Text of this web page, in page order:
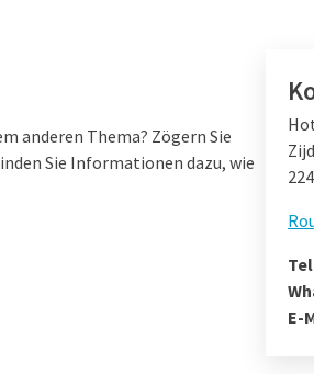
anderen Thema? Zögern Sie
Sie Informationen dazu, wie
E-